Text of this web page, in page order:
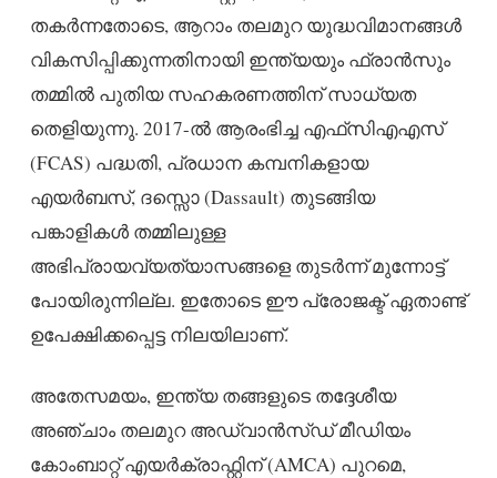
തകർന്നതോടെ, ആറാം തലമുറ യുദ്ധവിമാനങ്ങൾ
വികസിപ്പിക്കുന്നതിനായി ഇന്ത്യയും ഫ്രാൻസും
തമ്മിൽ പുതിയ സഹകരണത്തിന് സാധ്യത
തെളിയുന്നു. 2017-ൽ ആരംഭിച്ച എഫ്‌സിഎഎസ്
(FCAS) പദ്ധതി, പ്രധാന കമ്പനികളായ
എയർബസ്, ദസ്സൊ (Dassault) തുടങ്ങിയ
പങ്കാളികൾ തമ്മിലുള്ള
അഭിപ്രായവ്യത്യാസങ്ങളെ തുടർന്ന് മുന്നോട്ട്
പോയിരുന്നില്ല. ഇതോടെ ഈ പ്രോജക്ട് ഏതാണ്ട്
ഉപേക്ഷിക്കപ്പെട്ട നിലയിലാണ്.
അതേസമയം, ഇന്ത്യ തങ്ങളുടെ തദ്ദേശീയ
അഞ്ചാം തലമുറ അഡ്വാൻസ്ഡ് മീഡിയം
കോംബാറ്റ് എയർക്രാഫ്റ്റിന് (AMCA) പുറമെ,